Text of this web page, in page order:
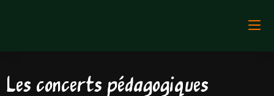
Les concerts pédagogiques